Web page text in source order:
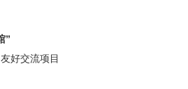
”
好交流项目